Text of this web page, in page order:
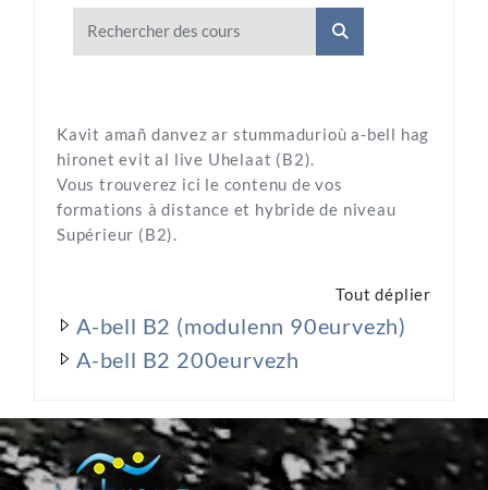
Kavit amañ danvez ar stummadurioù a-bell hag
hironet evit al live Uhelaat (B2).
Vous trouverez ici le contenu de vos
formations à distance et hybride de niveau
Supérieur (B2).
Tout déplier
A-bell B2 (modulenn 90eurvezh)
A-bell B2 200eurvezh